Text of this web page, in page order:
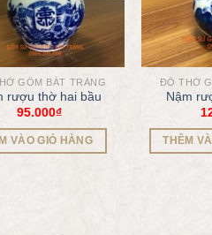
GỐM BÁT TRÀNG
rượu thờ hai bầu
95.000₫
VÀO GIỎ HÀNG
ĐỒ THỜ
Nậm
THÊM